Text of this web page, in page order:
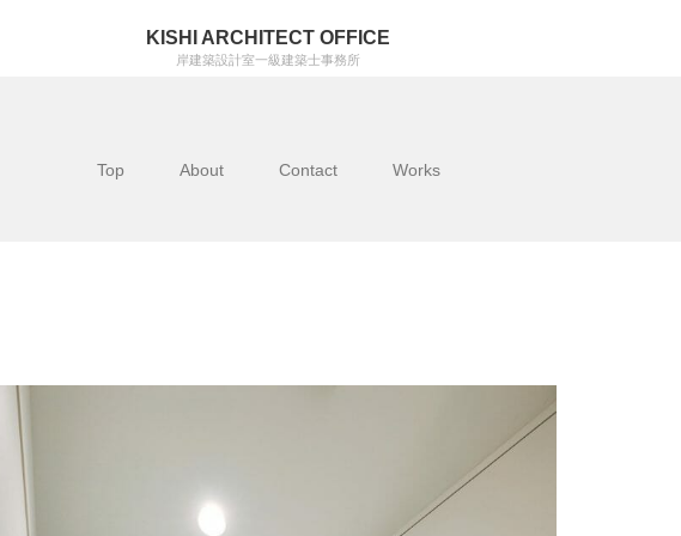
KISHI ARCHITECT OFFICE
岸建築設計室一級建築士事務所
Top About Contact Works